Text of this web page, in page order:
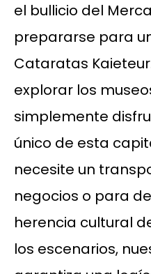
el bullicio del
prepararse para
Cataratas
explorar los
simplemente
único de esta
necesite un
negocios o para
herencia cultural
los escenarios,